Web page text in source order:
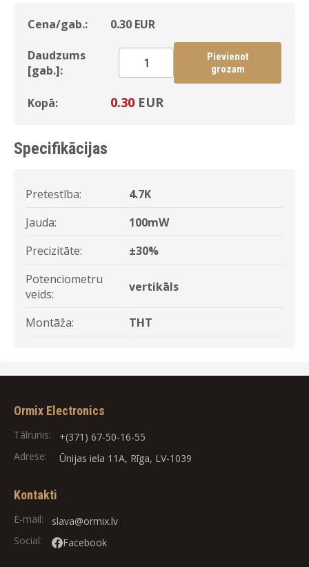
Cena/gab.: 0.30 EUR
Daudzums
[gab.]:
Pievienot
grozam
Kopā: 0.30 EUR
Specifikācijas
Pretestība:
4.7K
Jauda:
100mW
Precizitāte:
±30%
Potenciometru
veids:
vertikāls
Montāža: THT
Ormix Electronics
Tālrunis:
+(371) 67-50-16-55
Adrese:
Ūnijas iela 11A, Rīga, LV-1039
Kontakti
E-mail:
slava@ormix.lv
Social:
Facebook